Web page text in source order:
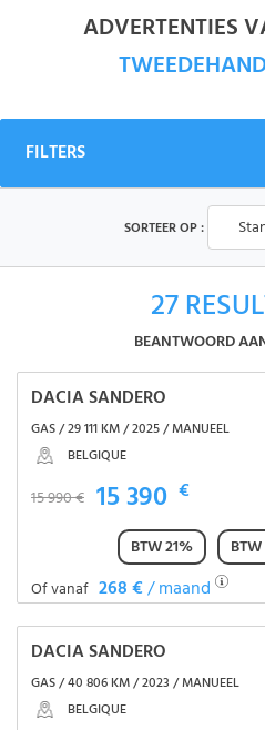
ADVERTENTIES
FILTERS
27
BEANTWOORD
SORTEER OP :
DACIA SANDERO
GAS / 29 111 KM / 2025 / MANUEEL
BELGIQUE
15 990 € 15 390 €
BTW 21%
Of vanaf 268 €/ maand
DACIA SANDERO
GAS / 40 806 KM / 2023 / MANUEEL
BELGIQUE